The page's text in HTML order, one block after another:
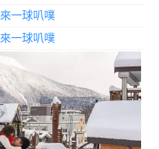
來一球叭噗
來一球叭噗